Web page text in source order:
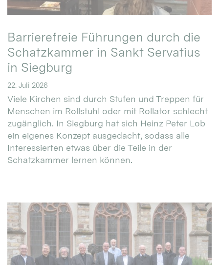
Barrierefreie Führungen durch die
Schatzkammer in Sankt Servatius
in Siegburg
22. Juli 2026
Viele Kirchen sind durch Stufen und Treppen für
Menschen im Rollstuhl oder mit Rollator schlecht
zugänglich. In Siegburg hat sich Heinz Peter Lob
ein eigenes Konzept ausgedacht, sodass alle
Interessierten etwas über die Teile in der
Schatzkammer lernen können.